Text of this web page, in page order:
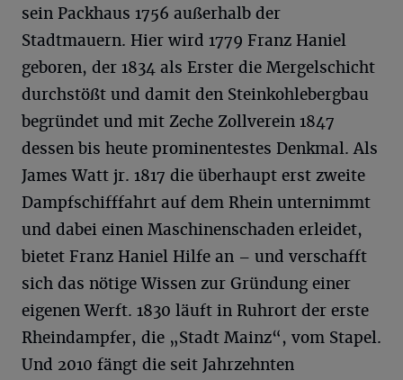
sein Packhaus 1756 außerhalb der
Stadtmauern. Hier wird 1779 Franz Haniel
geboren, der 1834 als Erster die Mergelschicht
durchstößt und damit den Steinkohlebergbau
begründet und mit Zeche Zollverein 1847
dessen bis heute prominentestes Denkmal. Als
James Watt jr. 1817 die überhaupt erst zweite
Dampfschifffahrt auf dem Rhein unternimmt
und dabei einen Maschinenschaden erleidet,
bietet Franz Haniel Hilfe an – und verschafft
sich das nötige Wissen zur Gründung einer
eigenen Werft. 1830 läuft in Ruhrort der erste
Rheindampfer, die „Stadt Mainz“, vom Stapel.
Und 2010 fängt die seit Jahrzehnten